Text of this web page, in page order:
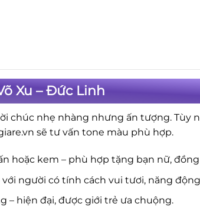
Xu – Đức Linh
chúc nhẹ nhàng nhưng ấn tượng. Tùy
sẽ tư vấn tone màu phù hợp.
hoặc kem – phù hợp tặng bạn nữ,
người có tính cách vui tươi, năng
– hiện đại, được giới trẻ ưa chuộng.